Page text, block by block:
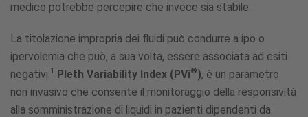
medico potrebbe percepire che invece sia stabile.
La titolazione impropria dei fluidi può condurre a ipo o
ipervolemia che può, a sua volta, essere associata ad esiti
negativi.1 Pleth Variability Index (PVi®), è un parametro
non invasivo che consente il monitoraggio della responsività
alla somministrazione di liquidi in pazienti dipendenti da